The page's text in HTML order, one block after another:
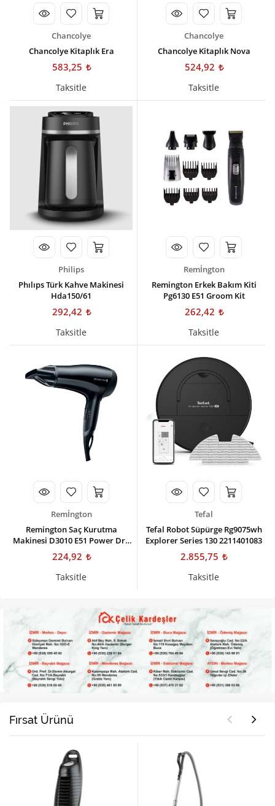
Chancolye
Chancolye Kitaplık Era
583,25
Taksitle
Chancolye
Chancolye Kitaplık Nova
524,92
Taksitle
Philips
Phılıps Türk Kahve Makinesi
Hda150/61
292,42
Taksitle
Remİngton
Remington Erkek Bakım Kiti
Pg6130 E51 Groom Kit
262,42
Taksitle
Remİngton
Remington Saç Kurutma
Makinesi D3010 E51 Power Dry
2000 Dryer
224,92
Taksitle
Tefal
Tefal Robot Süpürge Rg9075wh
Explorer Series 130 2211401083
2.855,75
Taksitle
Fırsat Ürünü